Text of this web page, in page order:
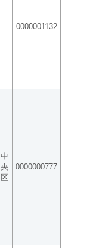
0000001132
中
央
区
0000000777